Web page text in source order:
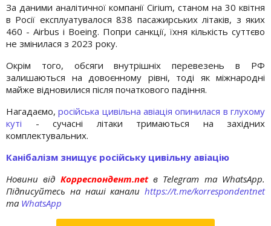
За даними аналітичної компанії Cirium, станом на 30 квітня
в Росії експлуатувалося 838 пасажирських літаків, з яких
460 - Airbus і Boeing. Попри санкції, їхня кількість суттєво
не змінилася з 2023 року.
Окрім того, обсяги внутрішніх перевезень в РФ
залишаються на довоєнному рівні, тоді як міжнародні
майже відновилися після початкового падіння.
Нагадаємо,російська цивільна авіація опинилася в глухому
куті - сучасні літаки тримаються на західних
комплектувальних.
Канібалізм знищує російську цивільну авіацію
Новини від Корреспондент.netв Telegram та WhatsApp.
Підписуйтесь на наші канали https://t.me/korrespondentnet
та WhatsApp